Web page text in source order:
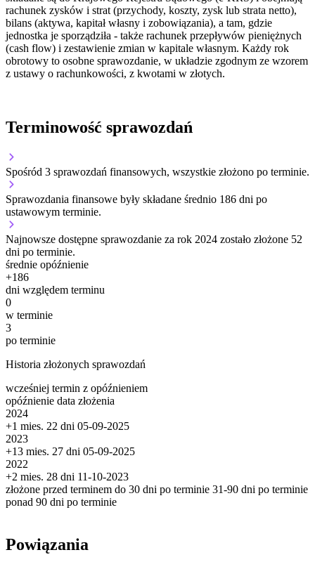
rachunek zysków i strat (przychody, koszty, zysk lub strata netto),
bilans (aktywa, kapitał własny i zobowiązania), a tam, gdzie
jednostka je sporządziła - także rachunek przepływów pieniężnych
(cash flow) i zestawienie zmian w kapitale własnym. Każdy rok
obrotowy to osobne sprawozdanie, w układzie zgodnym ze wzorem
z ustawy o rachunkowości, z kwotami w złotych.
Terminowość sprawozdań
Spośród 3 sprawozdań finansowych, wszystkie złożono po terminie.
Sprawozdania finansowe były składane średnio 186 dni po
ustawowym terminie.
Najnowsze dostępne sprawozdanie za rok 2024 zostało złożone 52
dni po terminie.
średnie opóźnienie
+186
dni względem terminu
0
w terminie
3
po terminie
Historia złożonych sprawozdań
wcześniej termin z opóźnieniem
opóźnienie data złożenia
2024
+1 mies. 22 dni 05-09-2025
2023
+13 mies. 27 dni 05-09-2025
2022
+2 mies. 28 dni 11-10-2023
złożone przed terminem do 30 dni po terminie 31-90 dni po terminie
ponad 90 dni po terminie
Powiązania